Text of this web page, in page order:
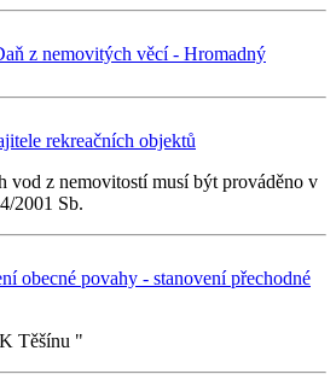
z nemovitých věcí - Hromadný
rekreačních objektů
vod z nemovitostí musí být prováděno v
2001 Sb.
obecné povahy - stanovení přechodné
Těšínu "